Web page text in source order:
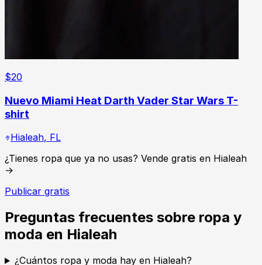
$20
Nuevo Miami Heat Darth Vader Star Wars T-
shirt
Hialeah, FL
¿Tienes ropa que ya no usas? Vende gratis en Hialeah
→
Publicar gratis
Preguntas frecuentes sobre ropa y
moda en Hialeah
¿Cuántos ropa y moda hay en Hialeah?